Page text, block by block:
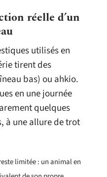
réelle d’un
utilisés en
tirent des
bas) ou ahkio.
en une journée
quelques
à une allure de trot
limitée : un animal en